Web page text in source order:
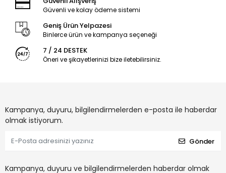
Güvenli ve kolay ödeme sistemi
Geniş Ürün Yelpazesi
Binlerce ürün ve kampanya seçeneği
7 / 24 DESTEK
Öneri ve şikayetlerinizi bize iletebilirsiniz.
Kampanya, duyuru, bilgilendirmelerden e-posta ile haberdar
olmak istiyorum.
Gönder
Kampanya, duyuru ve bilgilendirmelerden haberdar olmak